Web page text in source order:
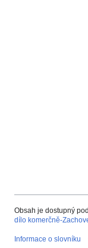
Obsah je dostupný pod
dílo komerčně-
Informace o slovníku